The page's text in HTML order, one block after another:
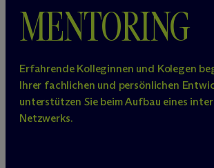
MENTORING
Erfahrende Kolleginnen und Kolegen
Ihrer fachlichen und persönlichen
unterstützen Sie beim Aufbau eines
Netzwerks.